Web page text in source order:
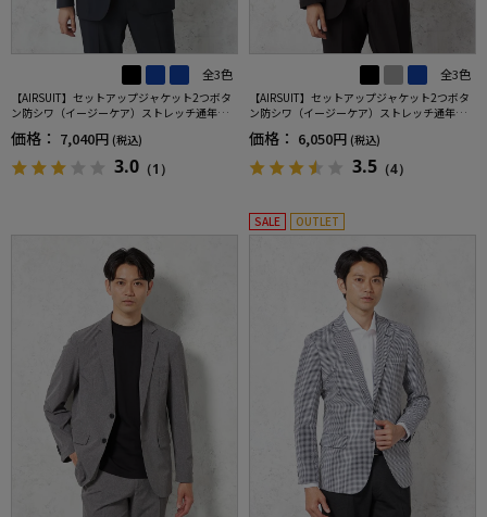
全3色
【AIRSUIT】セットアップジャケット2つボタ
ン防シワ（イージーケア）ストレッチ通年吸
汗速乾UVカット春夏
価格： 7,040円 (税込)
3.0 （1）
全3色
【AIRSUIT】セットアップジャケット2つボタ
ン防シワ（イージーケア）ストレッチ通年吸
汗速乾UVカット
価格： 6,050円 (税込)
3.5 （4）
SALE OUTLET